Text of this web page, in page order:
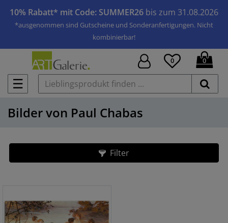
10% Rabatt* mit Code: SUMMER26 bis zum 31.08.2026
*ausgenommen sind Gutscheine und Sonderanfertigungen. Nicht
kombinierbar!
☰
0 0
Bilder von Paul Chabas
Filter